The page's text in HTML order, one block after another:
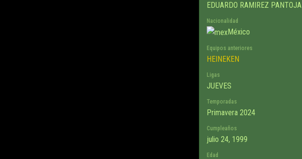
EDUARDO RAMIREZ PANTOJA
Nacionalidad
México
Equipos anteriores
HEINEKEN
Ligas
JUEVES
Temporadas
Primavera 2024
Cumpleaños
julio 24, 1999
Edad